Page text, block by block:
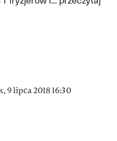
9 lipca 2018 16:30